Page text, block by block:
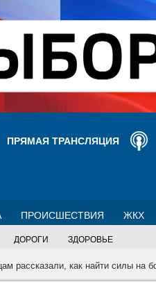
ПРЯМАЯ ТРАНСЛЯЦИЯ
ПРОИСШЕСТВИЯ ЖКХ
ДОРОГИ ЗДОРОВЬЕ
рассказали, как найти силы на